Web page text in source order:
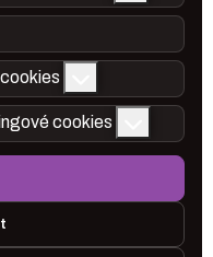
cookies